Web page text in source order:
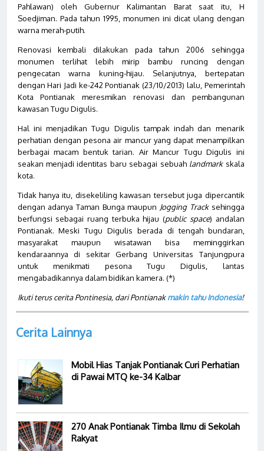
Pahlawan) oleh Gubernur Kalimantan Barat saat itu, H
Soedjiman. Pada tahun 1995, monumen ini dicat ulang dengan
warna merah-putih.
Renovasi kembali dilakukan pada tahun 2006 sehingga
monumen terlihat lebih mirip bambu runcing dengan
pengecatan warna kuning-hijau. Selanjutnya, bertepatan
dengan Hari Jadi ke-242 Pontianak (23/10/2013) lalu, Pemerintah
Kota Pontianak meresmikan renovasi dan pembangunan
kawasan Tugu Digulis.
Hal ini menjadikan Tugu Digulis tampak indah dan menarik
perhatian dengan pesona air mancur yang dapat menampilkan
berbagai macam bentuk tarian. Air Mancur Tugu Digulis ini
seakan menjadi identitas baru sebagai sebuah landmarkskala
kota.
Tidak hanya itu, disekeliling kawasan tersebut juga dipercantik
dengan adanya Taman Bunga maupun Jogging Tracksehingga
berfungsi sebagai ruang terbuka hijau (public space) andalan
Pontianak. Meski Tugu Digulis berada di tengah bundaran,
masyarakat maupun wisatawan bisa meminggirkan
kendaraannya di sekitar Gerbang Universitas Tanjungpura
untuk menikmati pesona Tugu Digulis, lantas
mengabadikannya dalam bidikan kamera. (*)
Ikuti terus cerita Pontinesia, dari Pontianakmakin tahu Indonesia!
Cerita Lainnya
Mobil Hias Tanjak Pontianak Curi Perhatian
di Pawai MTQ ke-34 Kalbar
270 Anak Pontianak Timba Ilmu di Sekolah
Rakyat